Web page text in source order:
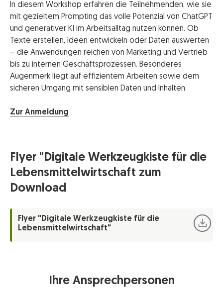
In diesem Workshop erfahren die Teilnehmenden, wie sie
mit gezieltem Prompting das volle Potenzial von ChatGPT
und generativer KI im Arbeitsalltag nutzen können. Ob
Texte erstellen, Ideen entwickeln oder Daten auswerten
– die Anwendungen reichen von Marketing und Vertrieb
bis zu internen Geschäftsprozessen. Besonderes
Augenmerk liegt auf effizientem Arbeiten sowie dem
sicheren Umgang mit sensiblen Daten und Inhalten.
Zur Anmeldung
Flyer "Digitale Werkzeugkiste für die
Lebensmittelwirtschaft zum
Download
Flyer "Digitale Werkzeugkiste für die
Lebensmittelwirtschaft"
Ihre Ansprechpersonen